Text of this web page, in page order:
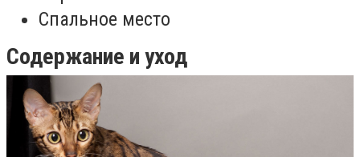
Спальное место
Содержание и уход